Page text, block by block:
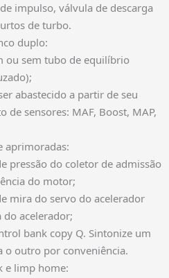
impulso, válvula de descarga
de turbo.
duplo:
ou sem tubo de equilíbrio
abastecido a partir de seu
de sensores: MAF, Boost, MAP,
aprimoradas:
pressão do coletor de admissão
do motor;
mira do servo do acelerador
do acelerador;
bank copy Q. Sintonize um
o outro por conveniência.
e limp home: